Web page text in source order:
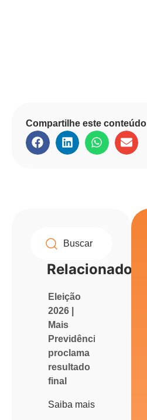
Compartilhe este conteúdo
Relacionados
Eleição
2026 |
Mais
Previdência
proclama
resultado
final
Saiba mais